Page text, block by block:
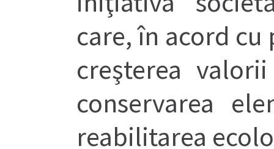
care, în acord
creşterea
conservarea
reabilitarea